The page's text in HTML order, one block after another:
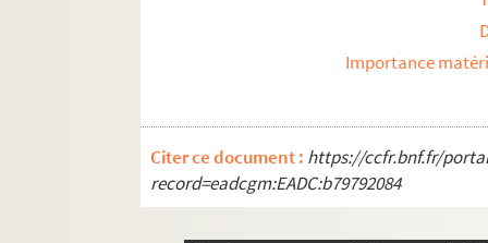
Importance
Citer ce document : https://ccfr.bnf.fr/
record=eadcgm:EADC:b79792084